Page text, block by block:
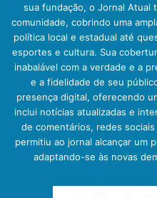
sua fundação, o Jornal Atual
comunidade, cobrindo uma
política local e estadual até
esportes e cultura. Sua
inabalável com a verdade e a
e a fidelidade de seu
presença digital, oferecendo
inclui notícias atualizadas e
de comentários, redes
permitiu ao jornal alcançar um
adaptando-se às novas